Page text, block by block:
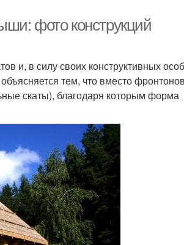
фото конструкций
и, в силу своих конструктивных
тем, что вместо
скаты), благодаря которым форма